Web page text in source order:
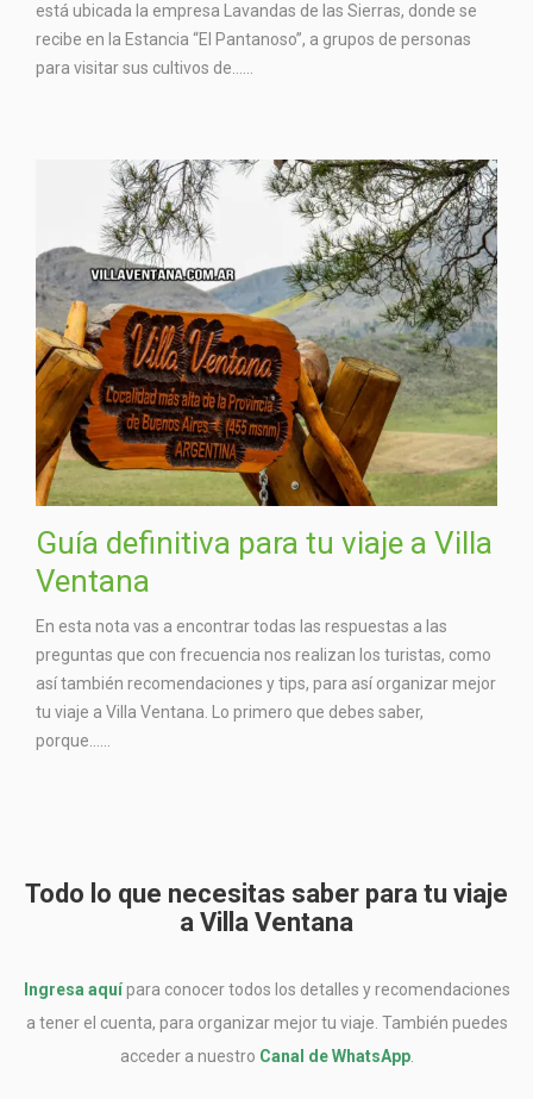
está ubicada la empresa Lavandas de las Sierras, donde se
recibe en la Estancia “El Pantanoso”, a grupos de personas
para visitar sus cultivos de…...
Guía definitiva para tu viaje a Villa
Ventana
En esta nota vas a encontrar todas las respuestas a las
preguntas que con frecuencia nos realizan los turistas, como
así también recomendaciones y tips, para así organizar mejor
tu viaje a Villa Ventana. Lo primero que debes saber,
porque…...
Todo lo que necesitas saber para tu viaje
a Villa Ventana
Ingresa aquípara conocer todos los detalles y recomendaciones
a tener el cuenta, para organizar mejor tu viaje. También puedes
acceder a nuestro Canal de WhatsApp.